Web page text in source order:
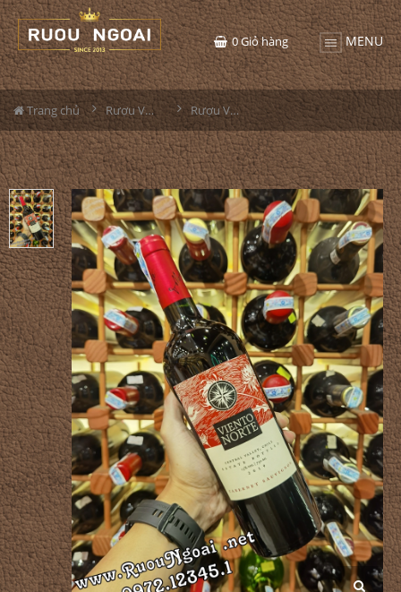
MENU
0Giỏ hàng
Trang chủ Rượu Vang Rượu Vang Viento Norte Cabernet Sauvignon